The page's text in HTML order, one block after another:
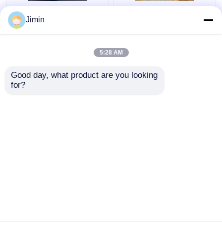
F3000 6x4 क्रेन ट्रक
SHACMAN बूम ट्रक
Jimin
5:28 AM
Good day, what product are you looking
for?